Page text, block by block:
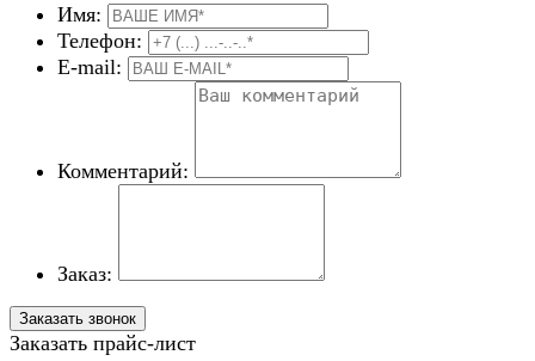
Имя:
Телефон:
E-mail:
Комментарий:
Заказ:
Заказать прайс-лист